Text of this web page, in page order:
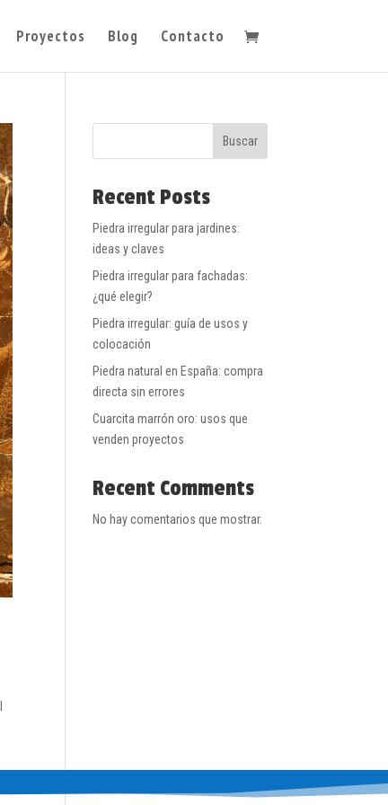
Proyectos Blog Contacto
Buscar
Recent Posts
Piedra irregular para jardines:
ideas y claves
Piedra irregular para fachadas:
¿qué elegir?
Piedra irregular: guía de usos y
colocación
Piedra natural en España: compra
directa sin errores
Cuarcita marrón oro: usos que
venden proyectos
Recent Comments
No hay comentarios que mostrar.